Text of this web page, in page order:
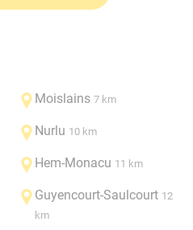
Moislains 7 km
Nurlu 10 km
Hem-Monacu 11 km
Guyencourt-Saulcourt 12
km